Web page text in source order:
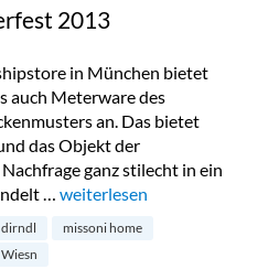
2013
in München bietet
auch Meterware des
an. Das bietet
das Objekt der
ganz stilecht in ein
… „Missoni Home in
weiterlesen
missoni home
Wiesn